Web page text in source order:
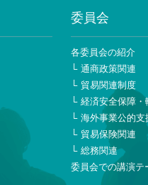
委員会
各委員会の紹介
通商政策関連
貿易関連制度
経済安全保障・
海外事業公的支
貿易保険関連
総務関連
委員会での講演テ